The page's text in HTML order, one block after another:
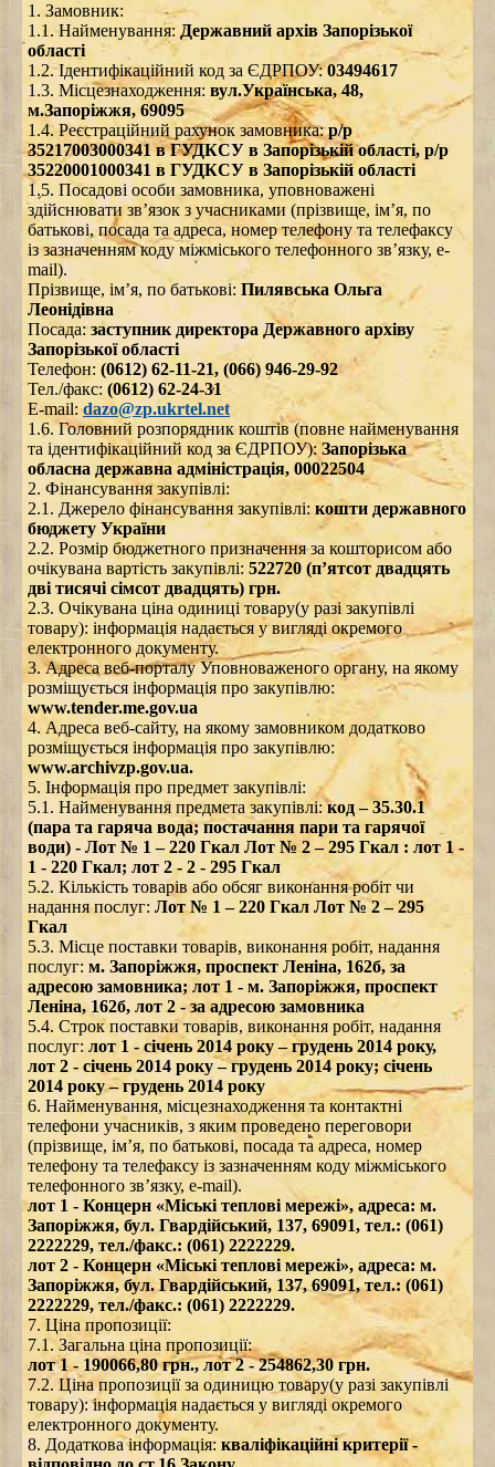
1. Замовник:
1.1. Найменування: Державний архів Запорізької
області
1.2. Ідентифікаційний код за ЄДРПОУ:03494617
1.3. Місцезнаходження: вул.Українська, 48,
м.Запоріжжя, 69095
1.4. Реєстраційний рахунок замовника:р/р
35217003000341 в ГУДКСУ в Запорізькій області, р/р
35220001000341 в ГУДКСУ в Запорізькій області
1.5. Посадові особи замовника, уповноважені
здійснювати зв’язок з учасниками (прізвище, ім’я, по
батькові, посада та адреса, номер телефону та телефаксу
із зазначенням коду міжміського телефонного зв’язку, e-
mail).
Прізвище, ім’я, по батькові: Пилявська Ольга
Леонідівна
Посада:заступник директора Державного архіву
Запорізької області
Телефон: (0612) 62-11-21, (066) 946-29-92
Тел./факс: (0612) 62-24-31
Е-mail: dazo@zp.ukrtel.net
1.6. Головний розпорядник коштів (повне найменування
та ідентифікаційний код за ЄДРПОУ):Запорізька
обласна державна адміністрація, 00022504
2. Фінансування закупівлі:
2.1. Джерело фінансування закупівлі: кошти державного
бюджету України
2.2. Розмір бюджетного призначення за кошторисом або
очікувана вартість закупівлі: 522720 (п’ятсот двадцять
дві тисячі сімсот двадцять) грн.
2.3. Очікувана ціна одиниці товару(у разі закупівлі
товару): інформація надається у вигляді окремого
електронного документу.
3. Адреса веб-порталу Уповноваженого органу, на якому
розміщується інформація про закупівлю:
www.tender.me.gov.ua
4. Адреса веб-сайту, на якому замовником додатково
розміщується інформація про закупівлю:
www.archivzp.gov.ua.
5. Інформація про предмет закупівлі:
5.1. Найменування предмета закупівлі:код – 35.30.1
(пара та гаряча вода; постачання пари та гарячої
води) - Лот № 1 – 220 Гкал Лот № 2 – 295 Гкал : лот 1 -
1 - 220 Гкал; лот 2 - 2 - 295 Гкал
5.2. Кількість товарів або обсяг виконання робіт чи
надання послуг: Лот № 1 – 220 Гкал Лот № 2 – 295
Гкал
5.3. Місце поставки товарів, виконання робіт, надання
послуг: м. Запоріжжя, проспект Леніна, 162б, за
адресою замовника; лот 1 - м. Запоріжжя, проспект
Леніна, 162б, лот 2 - за адресою замовника
5.4. Строк поставки товарів, виконання робіт, надання
послуг: лот 1 - січень 2014 року – грудень 2014 року,
лот 2 - січень 2014 року – грудень 2014 року; січень
2014 року – грудень 2014 року
6. Найменування, місцезнаходження та контактні
телефони учасників, з яким проведено переговори
(прізвище, ім’я, по батькові, посада та адреса, номер
телефону та телефаксу із зазначенням коду міжміського
телефонного зв’язку, e-mail).
лот 1 - Концерн «Міські теплові мережі», адреса: м.
Запоріжжя, бул. Гвардійський, 137, 69091, тел.: (061)
2222229, тел./факс.: (061) 2222229.
лот 2 - Концерн «Міські теплові мережі», адреса: м.
Запоріжжя, бул. Гвардійський, 137, 69091, тел.: (061)
2222229, тел./факс.: (061) 2222229.
7. Ціна пропозиції:
7.1. Загальна ціна пропозиції:
лот 1 - 190066,80 грн., лот 2 - 254862,30 грн.
7.2. Ціна пропозиції за одиницю товару(у разі закупівлі
товару): інформація надається у вигляді окремого
електронного документу.
8. Додаткова інформація: кваліфікаційні критерії -